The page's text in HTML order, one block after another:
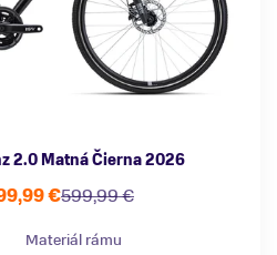
2.0 Matná Čierna 2026
599,99 €
€
Materiál rámu